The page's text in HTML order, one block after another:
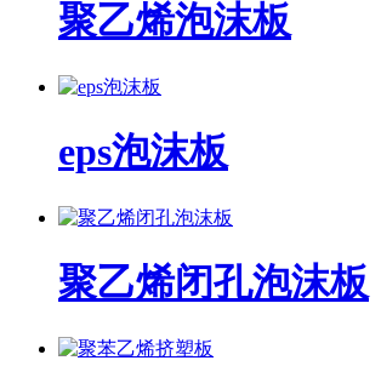
聚乙烯泡沫板
eps泡沫板
聚乙烯闭孔泡沫板